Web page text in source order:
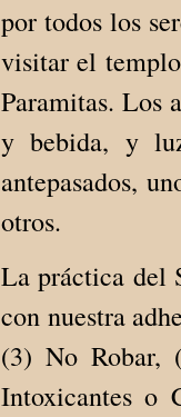
por todos los
visitar el
Paramitas. Los
y bebida, y
antepasados,
otros.
La práctica del
con nuestra
(3) No Robar,
Intoxicantes o